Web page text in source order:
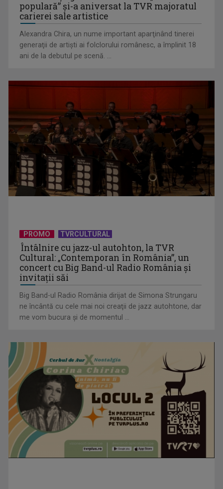
populară” şi-a aniversat la TVR majoratul
carierei sale artistice
Alexandra Chira, un nume important aparţinând tinerei
generaţii de artişti ai folclorului românesc, a împlinit 18
ani de la debutul pe scenă. ...
PROMO TVRCULTURAL
Întâlnire cu jazz-ul autohton, la TVR
Cultural: „Contemporan în România”, un
concert cu Big Band-ul Radio România şi
invitaţii săi
Big Band-ul Radio România dirijat de Simona Strungaru
ne încântă cu cele mai noi creaţii de jazz autohtone, dar
me vom bucura şi de momentul ...